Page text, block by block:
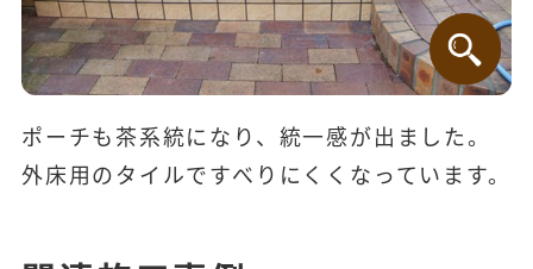
ポーチも茶系統になり、統一感が出ました。
外床用のタイルですべりにくくなっています。